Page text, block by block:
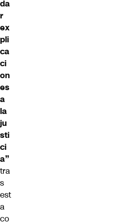
da
r
ex
pli
ca
ci
on
es
a
la
ju
sti
ci
a”
tra
s
est
a
co